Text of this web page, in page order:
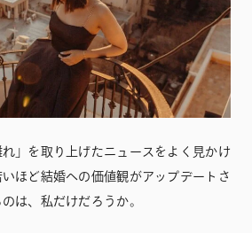
」を取り上げたニュースをよく見かけ
ほど結婚への価値観がアップデートさ
は、私だけだろうか。